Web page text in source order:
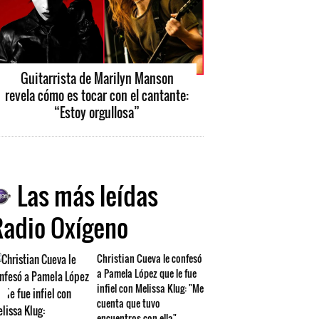
Guitarrista de Marilyn Manson
revela cómo es tocar con el cantante:
“Estoy orgullosa”
Las más leídas
Oxígeno
Christian Cueva le confesó
a Pamela López que le fue
infiel con Melissa Klug: "Me
cuenta que tuvo